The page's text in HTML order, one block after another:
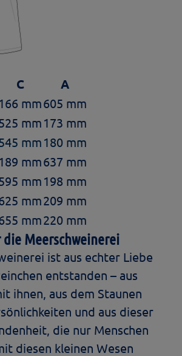
C A
166 mm605 mm
mm173 mm
mm180 mm
189 mm637 mm
mm198 mm
mm209 mm
mm220 mm
die Meerschweinerei
ist aus echter Liebe
entstanden – aus
ihnen, aus dem Staunen
und aus dieser
die nur Menschen
diesen kleinen Wesen